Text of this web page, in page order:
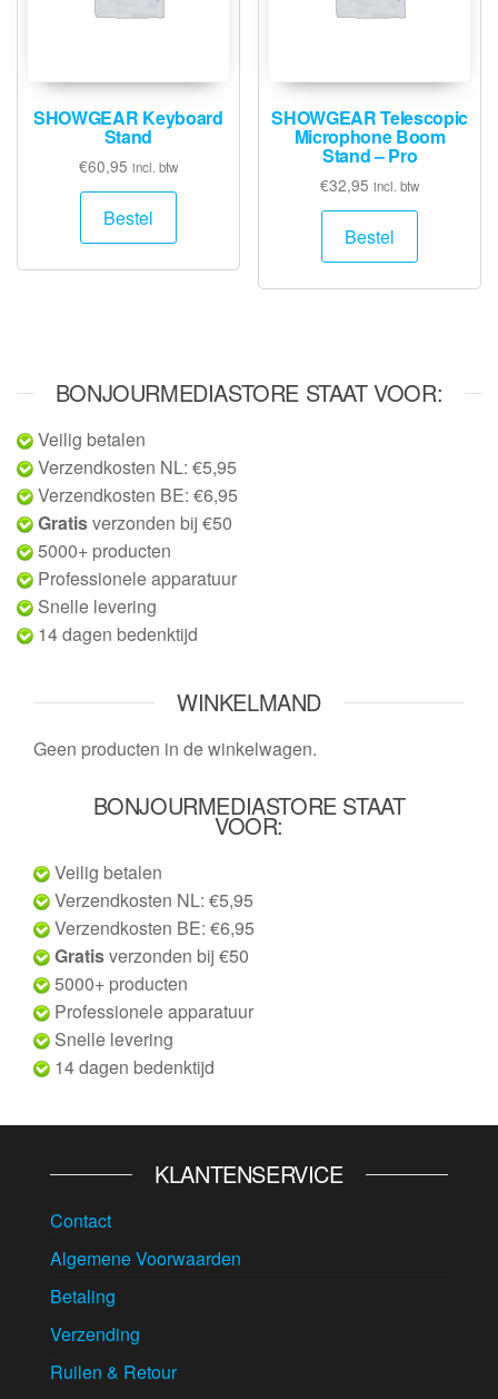
SHOWGEAR Keyboard
Stand
€60,95 incl. btw
Bestel
SHOWGEAR Telescopic
Microphone Boom
Stand – Pro
€32,95 incl. btw
Bestel
BONJOURMEDIASTORE STAAT VOOR:
Veilig betalen
Verzendkosten NL: €5,95
Verzendkosten BE: €6,95
Gratisverzonden bij €50
5000+ producten
Professionele apparatuur
Snelle levering
14 dagen bedenktijd
WINKELMAND
Geen producten in de winkelwagen.
BONJOURMEDIASTORE STAAT
VOOR:
Veilig betalen
Verzendkosten NL: €5,95
Verzendkosten BE: €6,95
Gratisverzonden bij €50
5000+ producten
Professionele apparatuur
Snelle levering
14 dagen bedenktijd
KLANTENSERVICE
Contact
Algemene Voorwaarden
Betaling
Verzending
Ruilen & Retour